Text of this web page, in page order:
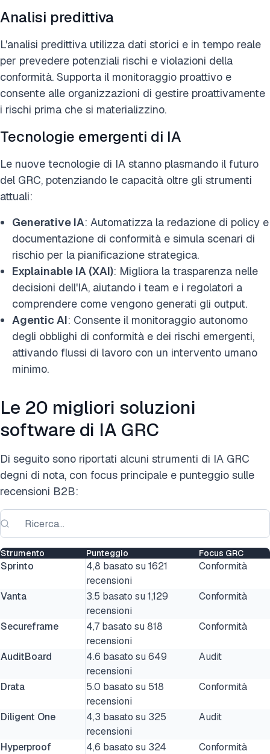
Analisi predittiva
L'analisi predittiva utilizza dati storici e in tempo reale
per prevedere potenziali rischi e violazioni della
conformità. Supporta il monitoraggio proattivo e
consente alle organizzazioni di gestire proattivamente
i rischi prima che si materializzino.
Tecnologie emergenti di IA
Le nuove tecnologie di IA stanno plasmando il futuro
del GRC, potenziando le capacità oltre gli strumenti
attuali:
Generative IA: Automatizza la redazione di policy e
documentazione di conformità e simula scenari di
rischio per la pianificazione strategica.
Explainable IA (XAI): Migliora la trasparenza nelle
decisioni dell'IA, aiutando i team e i regolatori a
comprendere come vengono generati gli output.
Agentic AI: Consente il monitoraggio autonomo
degli obblighi di conformità e dei rischi emergenti,
attivando flussi di lavoro con un intervento umano
minimo.
Le 20 migliori soluzioni
software di IA GRC
Di seguito sono riportati alcuni strumenti di IA GRC
degni di nota, con focus principale e punteggio sulle
recensioni B2B:
Strumento Punteggio Focus GRC
Sprinto
4,8 basato su 1621
recensioni
Conformità
Vanta
3.5 basato su 1,129
recensioni
Conformità
Secureframe
4,7 basato su 818
recensioni
Conformità
AuditBoard
4.6 basato su 649
recensioni
Audit
Drata
5.0 basato su 518
recensioni
Conformità
Diligent One
4,3 basato su 325
recensioni
Audit
Hyperproof
4,6 basato su 324
Conformità